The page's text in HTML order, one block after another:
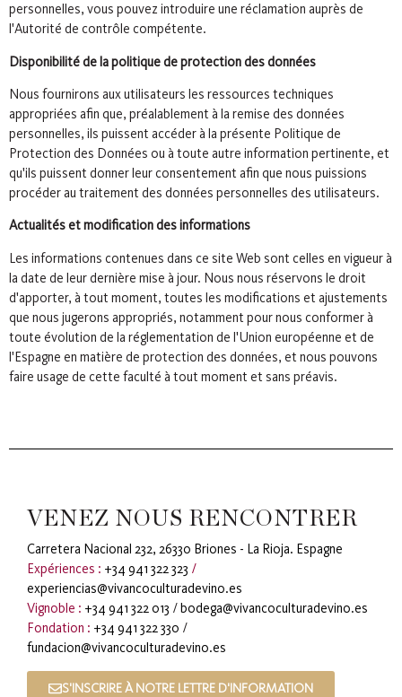
personnelles, vous pouvez introduire une réclamation auprès de
l'Autorité de contrôle compétente.
Disponibilité de la politique de protection des données
Nous fournirons aux utilisateurs les ressources techniques
appropriées afin que, préalablement à la remise des données
personnelles, ils puissent accéder à la présente Politique de
Protection des Données ou à toute autre information pertinente, et
qu'ils puissent donner leur consentement afin que nous puissions
procéder au traitement des données personnelles des utilisateurs.
Actualités et modification des informations
Les informations contenues dans ce site Web sont celles en vigueur à
la date de leur dernière mise à jour. Nous nous réservons le droit
d'apporter, à tout moment, toutes les modifications et ajustements
que nous jugerons appropriés, notamment pour nous conformer à
toute évolution de la réglementation de l'Union européenne et de
l'Espagne en matière de protection des données, et nous pouvons
faire usage de cette faculté à tout moment et sans préavis.
VENEZ NOUS RENCONTRER
Carretera Nacional 232, 26330 Briones - La Rioja. Espagne
Expériences : +34 941 322 323 /
experiencias@vivancoculturadevino.es
Vignoble : +34 941 322 013 /bodega@vivancoculturadevino.es
Fondation : +34 941 322 330 /
fundacion@vivancoculturadevino.es
S'INSCRIRE À NOTRE LETTRE D'INFORMATION